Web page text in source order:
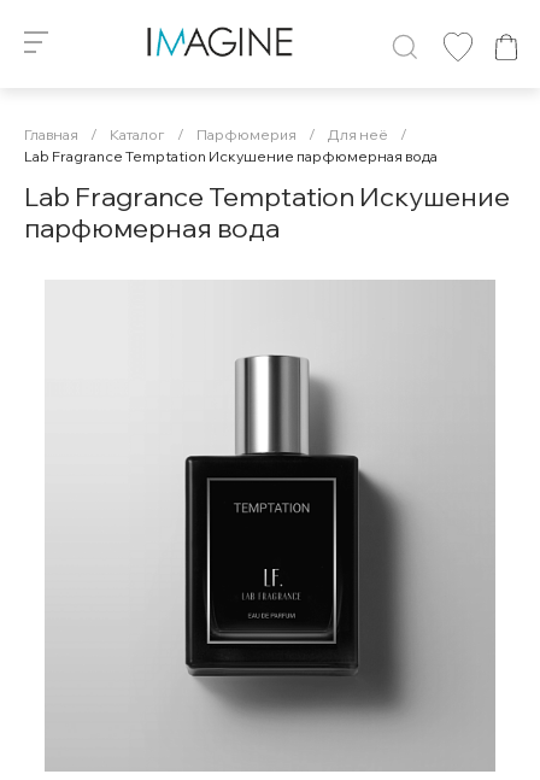
Главная / Каталог / Парфюмерия / Для неё
/
Lab Fragrance Temptation Искушение парфюмерная вода
Lab Fragrance Temptation Искушение
парфюмерная вода